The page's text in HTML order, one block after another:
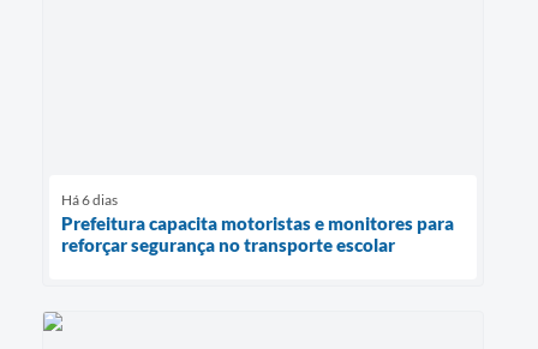
Há 6 dias
Prefeitura capacita motoristas e monitores para
reforçar segurança no transporte escolar